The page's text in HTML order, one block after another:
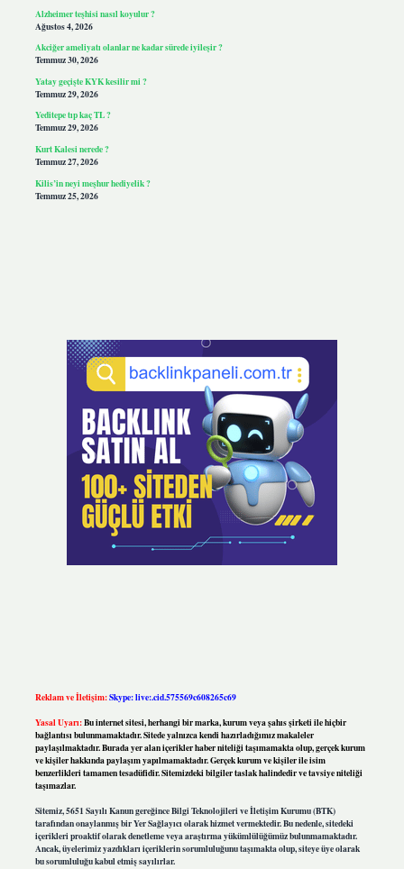
Alzheimer teşhisi nasıl koyulur ?
Ağustos 4, 2026
Akciğer ameliyatı olanlar ne kadar sürede iyileşir ?
Temmuz 30, 2026
Yatay geçişte KYK kesilir mi ?
Temmuz 29, 2026
Yeditepe tıp kaç TL ?
Temmuz 29, 2026
Kurt Kalesi nerede ?
Temmuz 27, 2026
Kilis’in neyi meşhur hediyelik ?
Temmuz 25, 2026
Reklam ve İletişim:Skype: live:.cid.575569c608265c69
Yasal Uyarı:Bu internet sitesi, herhangi bir marka, kurum veya şahıs şirketi ile hiçbir
bağlantısı bulunmamaktadır. Sitede yalnızca kendi hazırladığımız makaleler
paylaşılmaktadır. Burada yer alan içerikler haber niteliği taşımamakta olup, gerçek kurum
ve kişiler hakkında paylaşım yapılmamaktadır. Gerçek kurum ve kişiler ile isim
benzerlikleri tamamen tesadüfidir. Sitemizdeki bilgiler taslak halindedir ve tavsiye niteliği
taşımazlar.
Sitemiz, 5651 Sayılı Kanun gereğince Bilgi Teknolojileri ve İletişim Kurumu (BTK)
tarafından onaylanmış bir Yer Sağlayıcı olarak hizmet vermektedir. Bu nedenle, sitedeki
içerikleri proaktif olarak denetleme veya araştırma yükümlülüğümüz bulunmamaktadır.
Ancak, üyelerimiz yazdıkları içeriklerin sorumluluğunu taşımakta olup, siteye üye olarak
bu sorumluluğu kabul etmiş sayılırlar.